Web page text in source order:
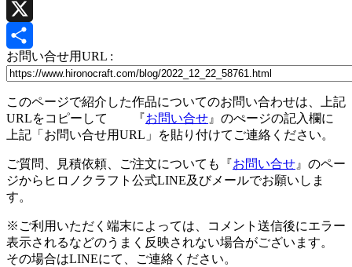
Pinterest
X
共
お問い合せ用URL :
このページで紹介した作品についてのお問い合わせは、上記
URLをコピーして 『お問い合せ 』のぺージの記入欄に
上記「お問い合せ用URL」を貼り付けてご連絡ください。
ご質問、見積依頼、ご注文についても『お問い合せ 』のペー
ジからヒロノクラフト公式LINE及びメールでお願いしま
す。
※ご利用いただく端末によっては、コメント送信後にエラー
表示されるなどのうまく反映されない場合がございます。
その場合はLINEにて、ご連絡ください。